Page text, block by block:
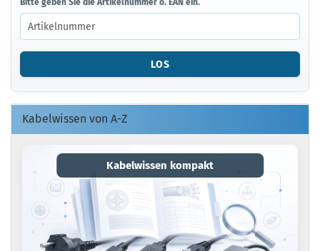
GEBEN
SIE
DIE
ARTIKELNUMMER
EAN
EIN.
Bitte geben Sie die Artikelnummer o. EAN ein.
LOS
Kabelwissen von A-Z
Kabelwissen kompakt